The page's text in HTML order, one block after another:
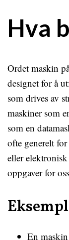
Hva
Ordet maskin
designet for å
som drives av
maskiner som
som en
ofte generelt
eller
oppgaver for
En